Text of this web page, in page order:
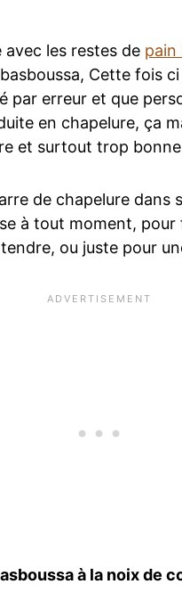
avec les restes de pain
Cette fois ci
erreur et que
en chapelure, ça
et surtout trop
de chapelure
à tout moment,
ou juste pour
à la noix de